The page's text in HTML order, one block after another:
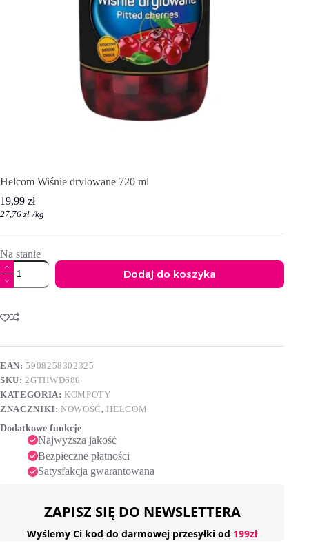
Helcom Wiśnie drylowane 720 ml
19,99 zł
27,76 zł /kg
Na stanie
ilość
Helcom
Wiśnie
720
ml
Dodaj do koszyka
t
r
a
t
i
v
:
EAN:5908258302325
SKU: 2GTHWD680
KATEGORIA:KOMPOTY
ZNACZNIKI:NOWOŚĆ,HELCOM
Dodatkowe funkcje
Najwyższa jakość
Bezpieczne płatności
Satysfakcja gwarantowana
ZAPISZ SIĘ DO NEWSLETTERA
Wyślemy Ci kod do darmowej przesyłki od 199zł